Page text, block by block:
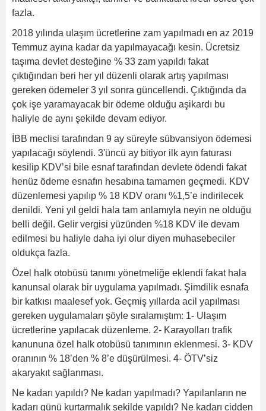
fazla.
2018 yılında ulaşım ücretlerine zam yapılmadı en az 2019
Temmuz ayına kadar da yapılmayacağı kesin. Ücretsiz
taşıma devlet desteğine % 33 zam yapıldı fakat
çıktığından beri her yıl düzenli olarak artış yapılması
gereken ödemeler 3 yıl sonra güncellendi. Çıktığında da
çok işe yaramayacak bir ödeme olduğu aşikardı bu
haliyle de aynı şekilde devam ediyor.
İBB meclisi tarafından 9 ay süreyle sübvansiyon ödemesi
yapılacağı söylendi. 3'üncü ay bitiyor ilk ayın faturası
kesilip KDV’si bile esnaf tarafından devlete ödendi fakat
henüz ödeme esnafın hesabına tamamen geçmedi. KDV
düzenlemesi yapılıp % 18 KDV oranı %1,5’e indirilecek
denildi. Yeni yıl geldi hala tam anlamıyla neyin ne olduğu
belli değil. Gelir vergisi yüzünden %18 KDV ile devam
edilmesi bu haliyle daha iyi olur diyen muhasebeciler
oldukça fazla.
Özel halk otobüsü tanımı yönetmeliğe eklendi fakat hala
kanunsal olarak bir uygulama yapılmadı. Şimdilik esnafa
bir katkısı maalesef yok. Geçmiş yıllarda acil yapılması
gereken uygulamaları şöyle sıralamıştım: 1- Ulaşım
ücretlerine yapılacak düzenleme. 2- Karayolları trafik
kanununa özel halk otobüsü tanımının eklenmesi. 3- KDV
oranının % 18’den % 8’e düşürülmesi. 4- ÖTV’siz
akaryakıt sağlanması.
Ne kadarı yapıldı? Ne kadarı yapılmadı? Yapılanların ne
kadarı günü kurtarmalık şekilde yapıldı? Ne kadarı cidden